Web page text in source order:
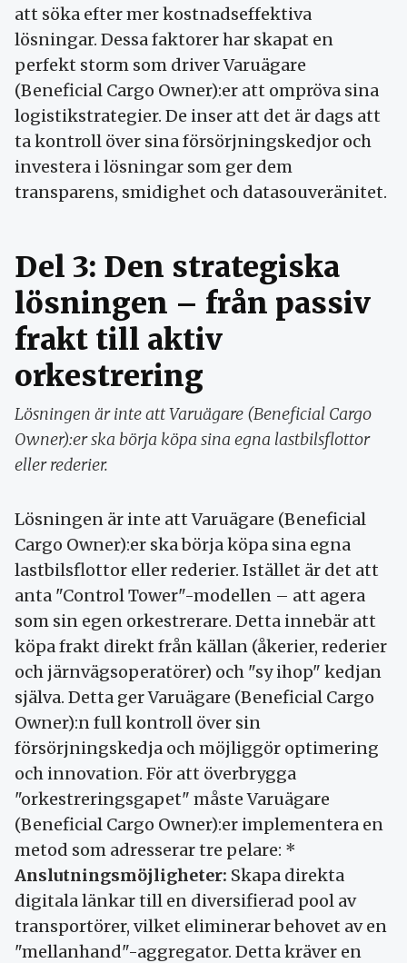
att söka efter mer kostnadseffektiva
lösningar. Dessa faktorer har skapat en
perfekt storm som driver Varuägare
(Beneficial Cargo Owner):er att ompröva sina
logistikstrategier. De inser att det är dags att
ta kontroll över sina försörjningskedjor och
investera i lösningar som ger dem
transparens, smidighet och datasouveränitet.
Del 3: Den strategiska
lösningen – från passiv
frakt till aktiv
orkestrering
Lösningen är inte att Varuägare (Beneficial Cargo
Owner):er ska börja köpa sina egna lastbilsflottor
eller rederier.
Lösningen är inte att Varuägare (Beneficial
Cargo Owner):er ska börja köpa sina egna
lastbilsflottor eller rederier. Istället är det att
anta "Control Tower"-modellen – att agera
som sin egen orkestrerare. Detta innebär att
köpa frakt direkt från källan (åkerier, rederier
och järnvägsoperatörer) och "sy ihop" kedjan
själva. Detta ger Varuägare (Beneficial Cargo
Owner):n full kontroll över sin
försörjningskedja och möjliggör optimering
och innovation. För att överbrygga
"orkestreringsgapet" måste Varuägare
(Beneficial Cargo Owner):er implementera en
metod som adresserar tre pelare: *
Anslutningsmöjligheter: Skapa direkta
digitala länkar till en diversifierad pool av
transportörer, vilket eliminerar behovet av en
"mellanhand"-aggregator. Detta kräver en